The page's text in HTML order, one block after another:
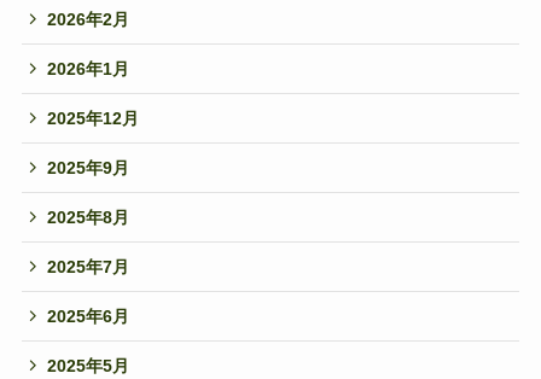
2026年2月
2026年1月
2025年12月
2025年9月
2025年8月
2025年7月
2025年6月
2025年5月